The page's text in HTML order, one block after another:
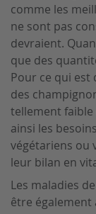
comme les
ne sont pas
devraient.
que des
Pour ce qui est
des
tellement faible
ainsi les
végétariens ou
leur bilan en
Les maladies
être également